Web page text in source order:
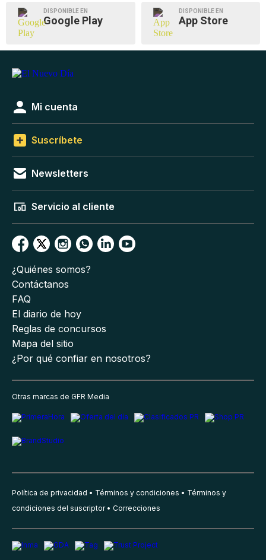
DISPONIBLE EN
Google Play
DISPONIBLE EN
App Store
Mi cuenta
Suscríbete
Newsletters
Servicio al cliente
¿Quiénes somos?
Contáctanos
FAQ
El diario de hoy
Reglas de concursos
Mapa del sitio
¿Por qué confiar en nosotros?
Otras marcas de GFR Media
Política de privacidad Términos y condiciones
Términos y
condiciones del suscriptor
Correcciones